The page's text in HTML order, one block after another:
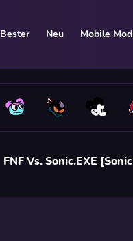
Bester Neu Mobile
FNF Vs. Sonic.EXE